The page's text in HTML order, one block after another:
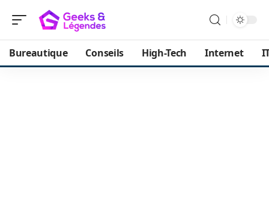
Bureautique Conseils High-Tech Internet